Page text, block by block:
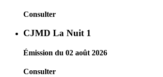
Consulter
CJMD La Nuit 1
Émission du 02 août 2026
Consulter